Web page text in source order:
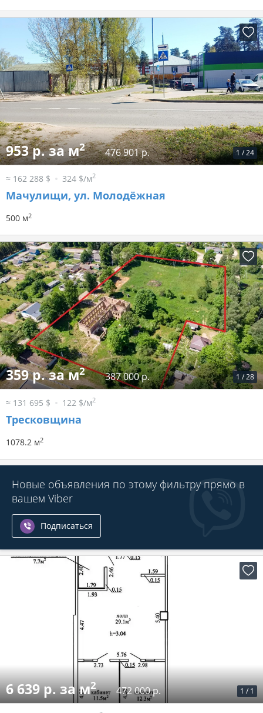
1 /24
953 р. за м2 476 901 р.
≈ 162 288 $ 324 $/м2
Мачулищи, ул. Молодёжная
500 м2
1 /28
359 р. за м2 387 000 р.
≈ 131 695 $ 122 $/м2
Тресковщина
1078.2 м2
Новые объявления по этому фильтру прямо в
вашем Viber
Подписаться
1 / 1
6 639 р. за м2 472 000 р.